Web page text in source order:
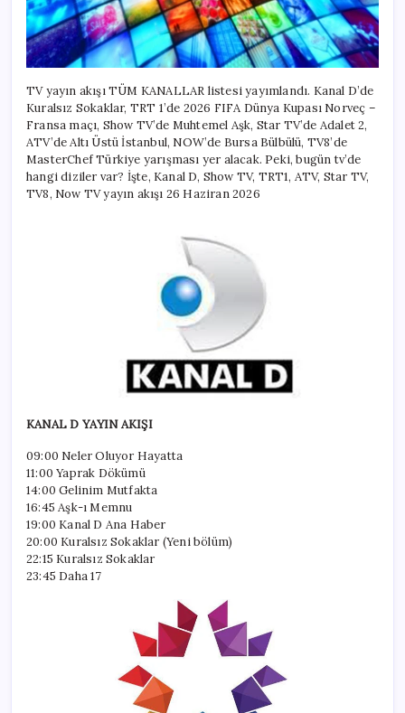
TV,
ATV,
Star
TV,
1,
TV8,
NOW
yayın
akışı
ve
TV yayın akışı TÜM KANALLAR listesi yayımlandı. Kanal D’de
Kuralsız Sokaklar, TRT 1’de 2026 FIFA Dünya Kupası Norveç –
Fransa maçı, Show TV’de Muhtemel Aşk, Star TV’de Adalet 2,
ATV’de Altı Üstü İstanbul, NOW’de Bursa Bülbülü, TV8’de
MasterChef Türkiye yarışması yer alacak. Peki, bugün tv’de
hangi diziler var? İşte, Kanal D, Show TV, TRT1, ATV, Star TV,
TV8, Now TV yayın akışı 26 Haziran 2026
KANAL D YAYIN AKIŞI
09:00 Neler Oluyor Hayatta
11:00 Yaprak Dökümü
14:00 Gelinim Mutfakta
16:45 Aşk-ı Memnu
19:00 Kanal D Ana Haber
20:00 Kuralsız Sokaklar (Yeni bölüm)
22:15 Kuralsız Sokaklar
23:45 Daha 17